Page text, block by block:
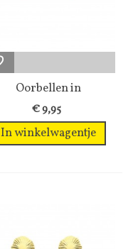
Oorbellen in
verschillende...
€ 9,95
In winkelwagentje